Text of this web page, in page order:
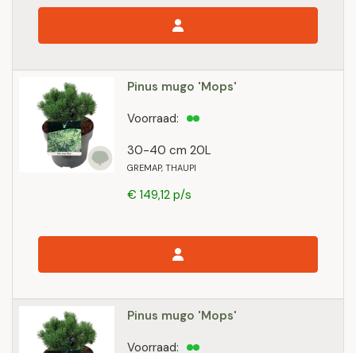
Pinus mugo 'Mops'
30-40 cm 20L
GREMAP, THAUPI
Voorraad:
€ 149,12 p/s
Pinus mugo 'Mops'
Voorraad: